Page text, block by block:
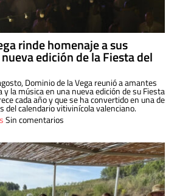
rinde homenaje a sus
edición de la Fiesta del
Dominio de la Vega reunió a amantes
la música en una nueva edición de su Fiesta
cada año y que se ha convertido en una de
del calendario vitivinícola valenciano.
Sin comentarios